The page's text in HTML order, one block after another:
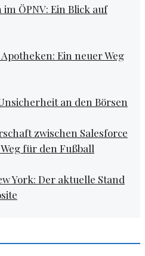
ÖPNV: Ein Blick auf
Ein neuer Weg
an den Börsen
zwischen Salesforce
für den Fußball
York: Der aktuelle Stand